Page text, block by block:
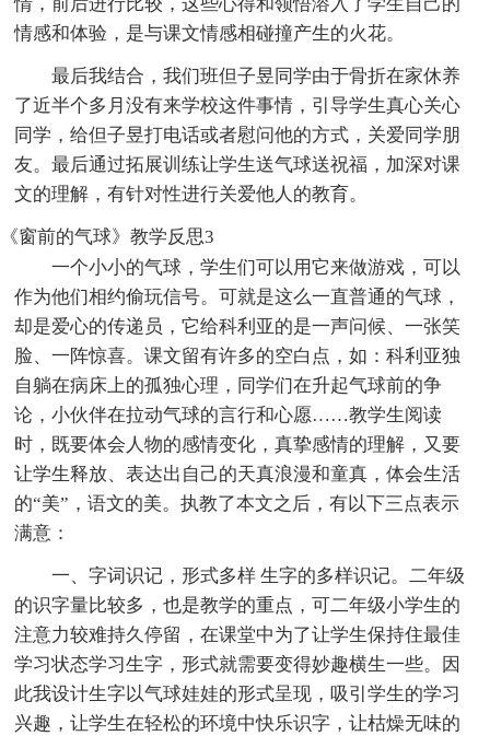
情感和体验，是与课文情感相碰撞产生的火花。
最后我结合，我们班但子昱同学由于骨折在家休养
了近半个多月没有来学校这件事情，引导学生真心关心
同学，给但子昱打电话或者慰问他的方式，关爱同学朋
友。最后通过拓展训练让学生送气球送祝福，加深对课
文的理解，有针对性进行关爱他人的教育。
《窗前的气球》教学反思3
一个小小的气球，学生们可以用它来做游戏，可以
作为他们相约偷玩信号。可就是这么一直普通的气球，
却是爱心的传递员，它给科利亚的是一声问候、一张笑
脸、一阵惊喜。课文留有许多的空白点，如：科利亚独
自躺在病床上的孤独心理，同学们在升起气球前的争
论，小伙伴在拉动气球的言行和心愿……教学生阅读
时，既要体会人物的感情变化，真挚感情的理解，又要
让学生释放、表达出自己的天真浪漫和童真，体会生活
的“美”，语文的美。执教了本文之后，有以下三点表示
满意：
一、字词识记，形式多样 生字的多样识记。二年级
的识字量比较多，也是教学的重点，可二年级小学生的
注意力较难持久停留，在课堂中为了让学生保持住最佳
学习状态学习生字，形式就需要变得妙趣横生一些。因
此我设计生字以气球娃娃的形式呈现，吸引学生的学习
兴趣，让学生在轻松的环境中快乐识字，让枯燥无味的